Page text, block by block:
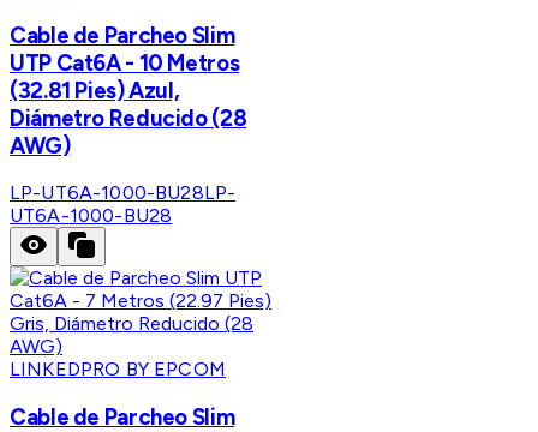
Cable de Parcheo Slim
UTP Cat6A - 10 Metros
(32.81 Pies) Azul,
Diámetro Reducido (28
AWG)
LP-UT6A-1000-BU28LP-
UT6A-1000-BU28
LINKEDPRO BY EPCOM
Cable de Parcheo Slim